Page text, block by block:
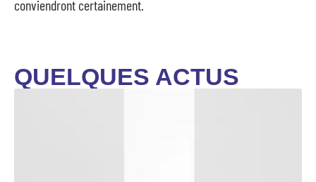
conviendront certainement.
QUELQUES ACTUS